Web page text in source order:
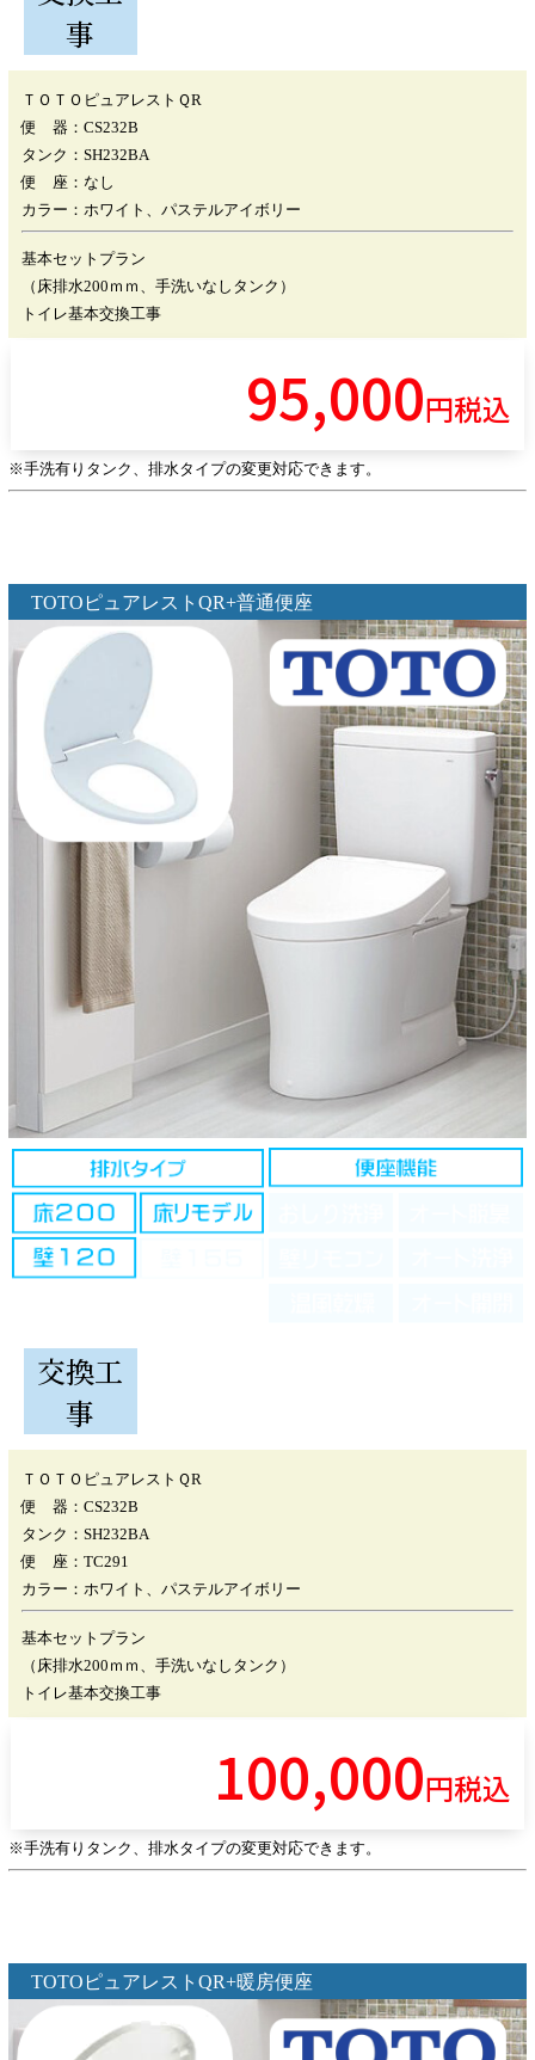
事
ＴＯＴＯピュアレストＱR
便 器：CS232B
タンク：SH232BA
便 座：なし
カラー：ホワイト、パステルアイボリー
基本セットプラン
（床排水200ｍｍ、手洗いなしタンク）
トイレ基本交換工事
95,000円税込
※手洗有りタンク、排水タイプの変更対応できます。
TOTOピュアレストQR+普通便座
交換工
事
ＴＯＴＯピュアレストＱR
便 器：CS232B
タンク：SH232BA
便 座：TC291
カラー：ホワイト、パステルアイボリー
基本セットプラン
（床排水200ｍｍ、手洗いなしタンク）
トイレ基本交換工事
100,000円税込
※手洗有りタンク、排水タイプの変更対応できます。
TOTOピュアレストQR+暖房便座